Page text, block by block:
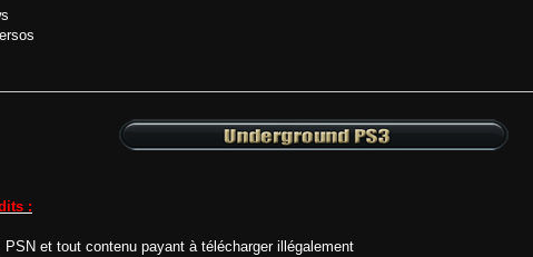
:
et tout contenu payant à télécharger illégalement